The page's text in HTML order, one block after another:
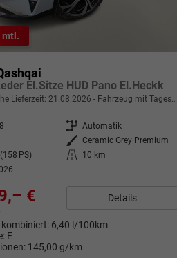
mtl.
El.Sitze HUD Pano El.Heckk
Lieferzeit: 21.08.2026 Fahrzeug mit Tageszulassung
Getriebe Automatik
Außenfarbe Ceramic Grey Premium
PS) Kilometerstand
10 km
€ Details
6,40 l/100km
E
145,00 g/km